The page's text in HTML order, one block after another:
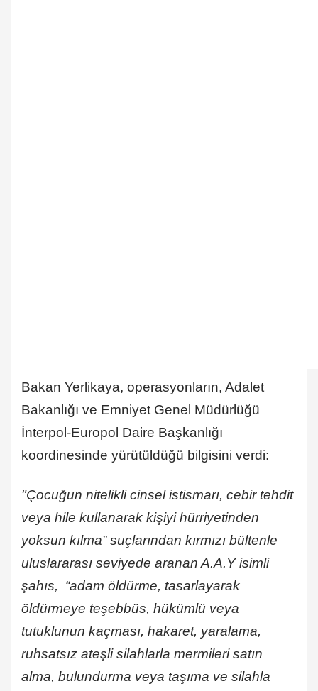
Bakan Yerlikaya, operasyonların, Adalet
Bakanlığı ve Emniyet Genel Müdürlüğü
İnterpol-Europol Daire Başkanlığı
koordinesinde yürütüldüğü bilgisini verdi:
"Çocuğun nitelikli cinsel istismarı, cebir tehdit
veya hile kullanarak kişiyi hürriyetinden
yoksun kılma” suçlarından kırmızı bültenle
uluslararası seviyede aranan A.A.Y isimli
şahıs, “adam öldürme, tasarlayarak
öldürmeye teşebbüs, hükümlü veya
tutuklunun kaçması, hakaret, yaralama,
ruhsatsız ateşli silahlarla mermileri satın
alma, bulundurma veya taşıma ve silahla